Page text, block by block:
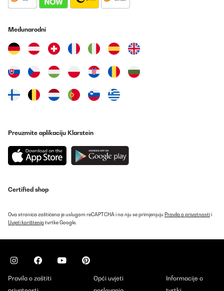
Međunarodni
Preuzmite aplikaciju Klarstein
Certified shop
Ova stranica zaštićena je uslugom reCAPTCHA i na nju se primjenjuju Pravila o privatnostii
Uvjeti korištenja tvrtke Google.
Pravila o zaštiti
Opći uvjeti
Informacije o